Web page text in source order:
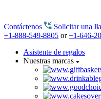
Contáctenos
Solicitar una
+1-888-549-8805 or+1-646-
Asistente de regalos
Nuestras marcas